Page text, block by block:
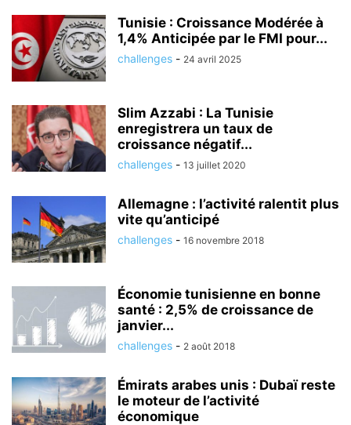
Tunisie : Croissance Modérée à
1,4% Anticipée par le FMI pour...
challenges - 24 avril 2025
Slim Azzabi : La Tunisie
enregistrera un taux de
croissance négatif...
challenges - 13 juillet 2020
Allemagne : l’activité ralentit plus
vite qu’anticipé
challenges - 16 novembre 2018
Économie tunisienne en bonne
santé : 2,5% de croissance de
janvier...
challenges - 2 août 2018
Émirats arabes unis : Dubaï reste
le moteur de l’activité
économique